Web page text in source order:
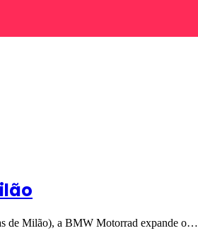
de Milão), a BMW Motorrad expande o…